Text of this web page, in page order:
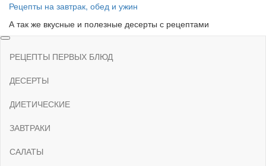
Skip
the
content
Рецепты на завтрак, обед и ужин
А так же вкусные и полезные десерты с рецептами
РЕЦЕПТЫ ПЕРВЫХ БЛЮД
ДЕСЕРТЫ
ДИЕТИЧЕСКИЕ
ЗАВТРАКИ
САЛАТЫ